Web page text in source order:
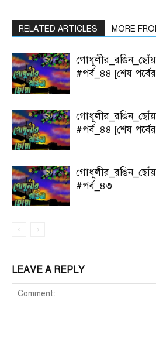
RELATED ARTICLES MORE
#পর্ব_৪৪ [শেষ
#পর্ব_৪৪ [শেষ
#পর্ব_৪৩
LEAVE A REPLY